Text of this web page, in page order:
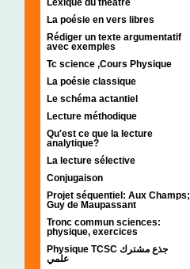
Lexique du théâtre
La poésie en vers libres
Rédiger un texte argumentatif
avec exemples
Tc science ,Cours Physique
La poésie classique
Le schéma actantiel
Lecture méthodique
Qu'est ce que la lecture
analytique?
La lecture sélective
Conjugaison
Projet séquentiel: Aux Champs;
Guy de Maupassant
Tronc commun sciences:
physique, exercices
Physique TCSC جذع مشترك
علمي